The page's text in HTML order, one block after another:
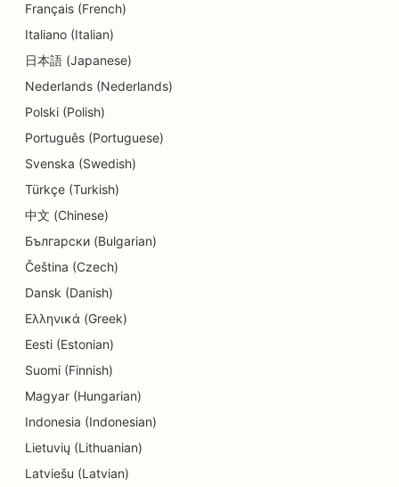
SEO hambaravikliinikutele
SEO söögikohtadele
SEO dermabrasiooniteenuste jaoks
SEO detailide kauplustele
SEO Donut kauplustele
SEO keemilise puhastuse jaoks
SEO elektrikele
SEO elektroonikakauplustele
SEO endodontidele
SEO meelelahutuse ja vaba aja veetmise jaoks
SEO inseneribüroodele
EO etniliste restoranide jaoks
Français (French)
Italiano (Italian)
日本語 (Japanese)
Nederlands (Nederlands)
Polski (Polish)
Português (Portuguese)
Svenska (Swedish)
Türkçe (Turkish)
中文 (Chinese)
Български (Bulgarian)
Čeština (Czech)
Dansk (Danish)
Ελληνικά (Greek)
Eesti (Estonian)
Suomi (Finnish)
Magyar (Hungarian)
Indonesia (Indonesian)
Lietuvių (Lithuanian)
Latviešu (Latvian)